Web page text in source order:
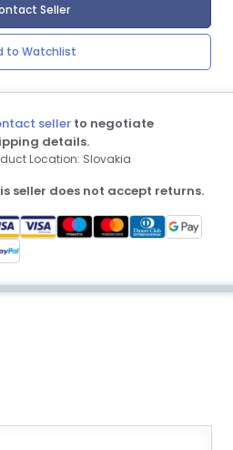
Seller
to Watchlist
seller to negotiate
details.
Location: Slovakia
seller does not accept returns.